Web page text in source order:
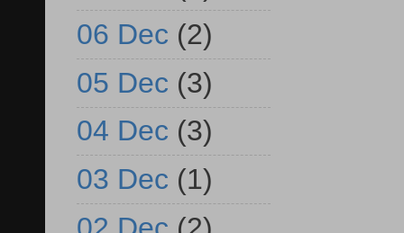
06 Dec (2)
05 Dec (3)
04 Dec (3)
03 Dec (1)